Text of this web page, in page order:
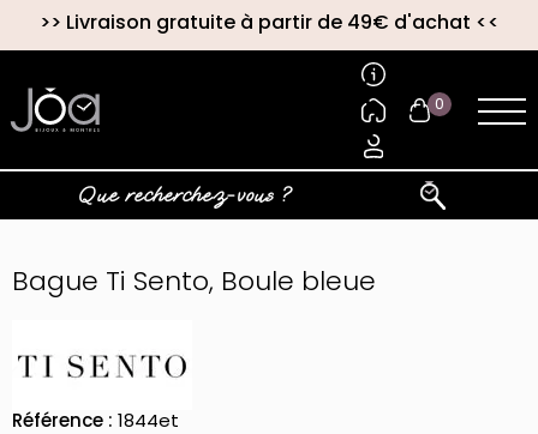
>> Livraison gratuite à partir de 49€ d'achat <<
0
Bague Ti Sento, Boule bleue
Référence : 1844et